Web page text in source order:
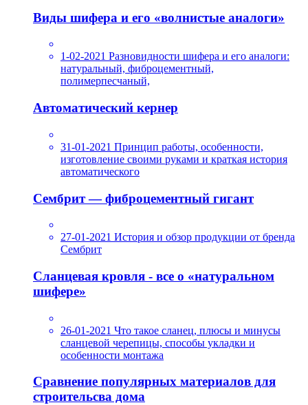
Виды шифера и его «волнистые аналоги»
1-02-2021 Разновидности шифера и его аналоги:
натуральный, фиброцементный,
полимерпесчаный,
Автоматический кернер
31-01-2021 Принцип работы, особенности,
изготовление своими руками и краткая история
автоматического
Сембрит — фиброцементный гигант
27-01-2021 История и обзор продукции от бренда
Сембрит
Сланцевая кровля - все о «натуральном
шифере»
26-01-2021 Что такое сланец, плюсы и минусы
сланцевой черепицы, способы укладки и
особенности монтажа
Сравнение популярных материалов для
строительсва дома